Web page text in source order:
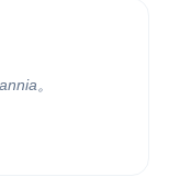
。